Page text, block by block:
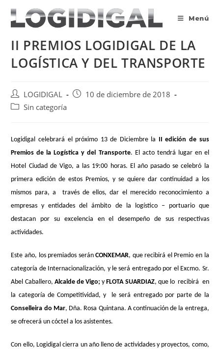
contenido
Menú
II PREMIOS LOGIDIGAL DE LA
LOGÍSTICA Y DEL TRANSPORTE
Autor
de
LOGIDIGAL
Publicación
10 de diciembre de 2018
Categoría
entrada:
Sin categoría
Logidigal celebrará el próximo 13 de Diciembre la II edición de sus
Premios de la Logística y del Transporte. El acto tendrá lugar en el
Hotel Ciudad de Vigo, a las 19:00 horas. El año pasado se celebró la
primera edición de estos Premios, y se quiere dar continuidad a los
mismos para, a través de ellos, dar el merecido reconocimiento a
empresas y entidades del ámbito de la logístico – portuario que
destacan por su excelencia en el desempeño de sus respectivas
actividades.
Este año, los premiados seránCONXEMAR, que recibirá el Premio en la
categoría de Internacionalización, y le será entregado por el Excmo. Sr.
Abel Caballero, Alcalde de Vigo;yFLOTA SUARDIAZ, que lo recibirá en
la categoría de Competitividad, y le será entregado por parte de la
Conselleira do Mar, Dña. Rosa Quintana. A continuación de la entrega,
se ofrecerá un cóctel a los asistentes.
Con ello, Logidigal cierra un año lleno de actividades y proyectos, como,